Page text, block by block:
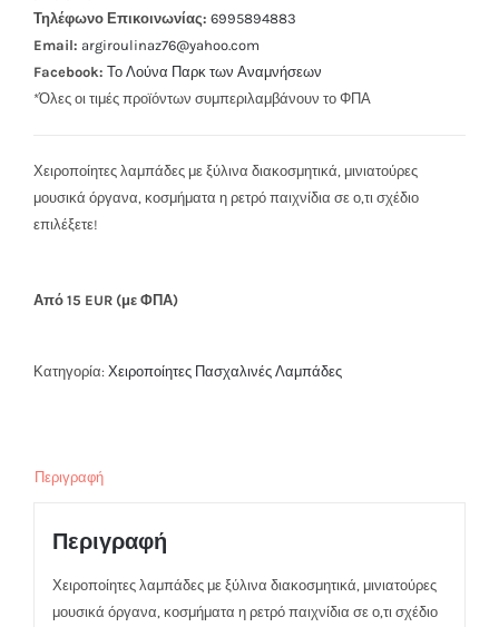
Τηλέφωνο Επικοινωνίας: 6995894883
Email: argiroulinaz76@yahoo.com
Facebook: Το Λούνα Παρκ των Αναμνήσεων
*Όλες οι τιμές προϊόντων συμπεριλαμβάνουν το ΦΠΑ
Χειροποίητες λαμπάδες με ξύλινα διακοσμητικά, μινιατούρες
μουσικά όργανα, κοσμήματα η ρετρό παιχνίδια σε ο,τι σχέδιο
επιλέξετε!
Από 15 EUR (με ΦΠΑ)
Κατηγορία: Χειροποίητες Πασχαλινές Λαμπάδες
Περιγραφή
Περιγραφή
Χειροποίητες λαμπάδες με ξύλινα διακοσμητικά, μινιατούρες
μουσικά όργανα, κοσμήματα η ρετρό παιχνίδια σε ο,τι σχέδιο